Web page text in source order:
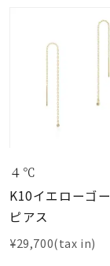
４℃
K10イエローゴ
ピアス
¥29,700(tax in)